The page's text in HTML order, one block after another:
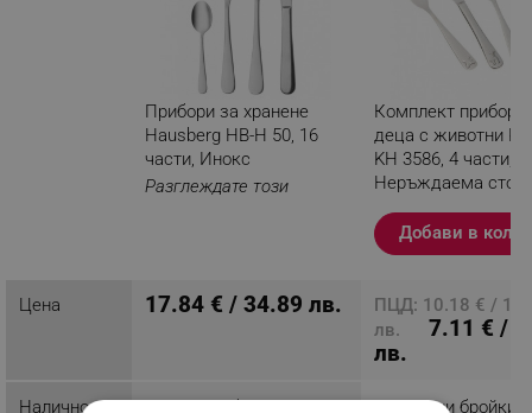
Прибори за хранене
Hausberg HB-H 50, 16
части, Инокс
Разглеждате този
Комплект прибори
деца с животни
KH 3586, 4 части,
Неръждаема
Добави в
Цена 17.84 € / 34.89 лв.
ПЦД: 10.18 € /
лв.
7.11 € /
лв.
Наличност Последни бройки Последни бройки